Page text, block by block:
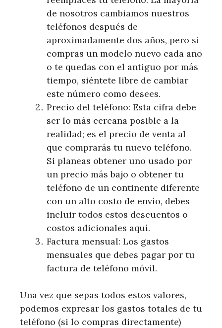
de nosotros cambiamos nuestros
teléfonos después de
aproximadamente dos años, pero si
compras un modelo nuevo cada año
o te quedas con el antiguo por más
tiempo, siéntete libre de cambiar
este número como desees.
Precio del teléfono: Esta cifra debe
ser lo más cercana posible a la
realidad; es el precio de venta al
que comprarás tu nuevo teléfono.
Si planeas obtener uno usado por
un precio más bajo o obtener tu
teléfono de un continente diferente
con un alto costo de envío, debes
incluir todos estos descuentos o
costos adicionales aquí.
Factura mensual: Los gastos
mensuales que debes pagar por tu
factura de teléfono móvil.
Una vez que sepas todos estos valores,
podemos expresar los gastos totales de tu
teléfono (si lo compras directamente)